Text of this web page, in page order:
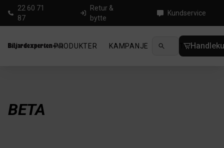
22 60 71
87
Retur &
bytte
Kundservice
PRODUKTER KAMPANJE NYHETER
BETA